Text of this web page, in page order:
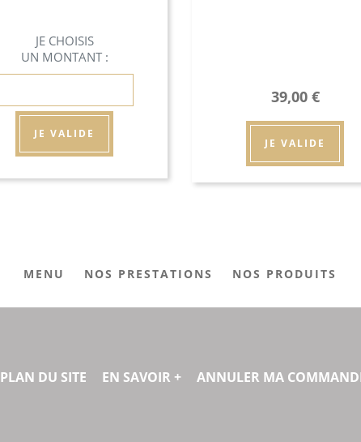
JE CHOISIS
UN MONTANT :
JE VALIDE
39,00 €
JE VALIDE
MENU NOS PRESTATIONS NOS PRODUITS
PLAN DU SITE EN SAVOIR + ANNULER MA